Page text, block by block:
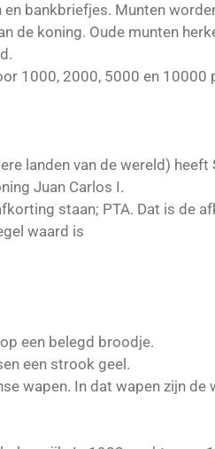
bankbriefjes. Munten
de koning. Oude munten
1000, 2000, 5000 en
landen van de wereld)
Juan Carlos I.
staan; PTA. Dat is de
waard is
een belegd broodje.
een strook geel.
wapen. In dat wapen zijn